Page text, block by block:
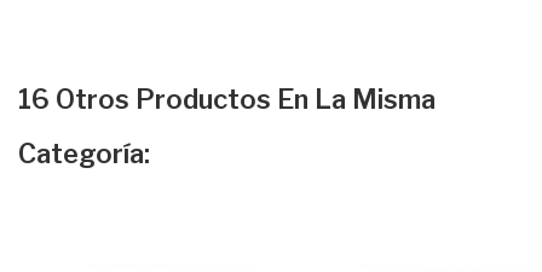
16 Otros Productos En La Misma
Categoría: